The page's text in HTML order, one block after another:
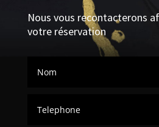
Nous vous recontacterons
votre réservation